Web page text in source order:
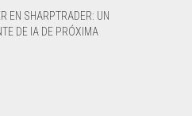
EN SHARPTRADER: UN
DE IA DE PRÓXIMA